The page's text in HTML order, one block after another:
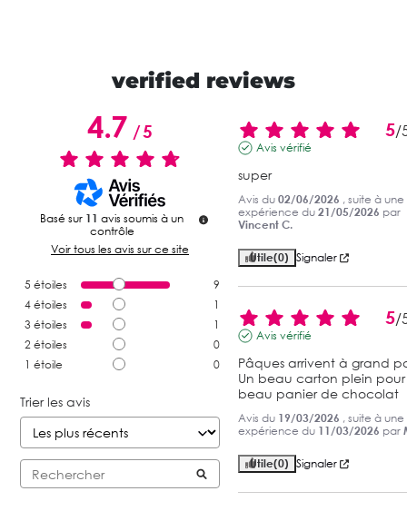
verified reviews
4.7/5
Basé sur 11 avis soumis à un
contrôle
Voir tous les avis sur ce site
5 étoiles
9
4 étoiles
1
3 étoiles
1
2 étoiles
0
1 étoile 0
Trier les avis
5/
Avis vérifié
super
Avis du 02/06/2026 , suite à une
expérience du 21/05/2026 par
Vincent C.
Utile(0) Signaler
5/
Avis vérifié
Pâques arrivent à grand
Un beau carton plein
beau panier de chocolat
Avis du 19/03/2026 , suite à une
expérience du 11/03/2026 par
Utile(0) Signaler